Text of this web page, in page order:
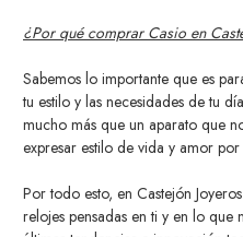
¿Por qué comprar Casio en
Sabemos lo importante que es
tu estilo y las necesidades de tu
mucho más que un aparato que
expresar estilo de vida y amor
Por todo esto, en Castejón
relojes pensadas en ti y en lo que